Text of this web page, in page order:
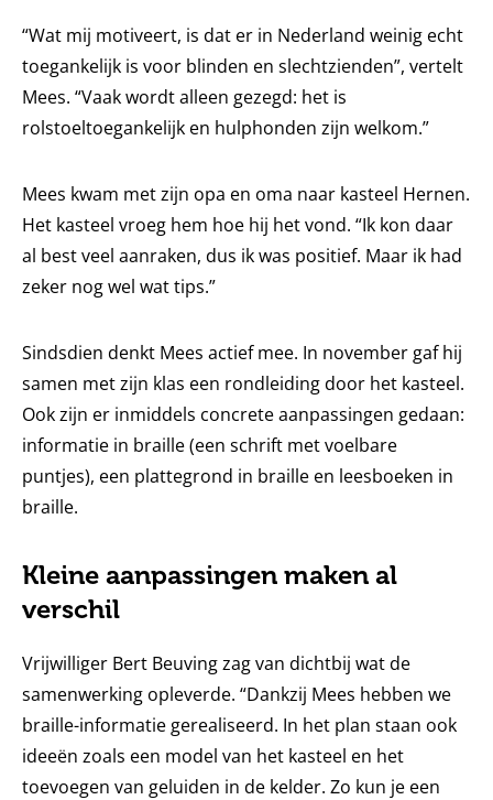
“Wat mij motiveert, is dat er in Nederland weinig echt
toegankelijk is voor blinden en slechtzienden”, vertelt
Mees. “Vaak wordt alleen gezegd: het is
rolstoeltoegankelijk en hulphonden zijn welkom.”
Mees kwam met zijn opa en oma naar kasteel Hernen.
Het kasteel vroeg hem hoe hij het vond. “Ik kon daar
al best veel aanraken, dus ik was positief. Maar ik had
zeker nog wel wat tips.”
Sindsdien denkt Mees actief mee. In november gaf hij
samen met zijn klas een rondleiding door het kasteel.
Ook zijn er inmiddels concrete aanpassingen gedaan:
informatie in braille (een schrift met voelbare
puntjes), een plattegrond in braille en leesboeken in
braille.
Kleine aanpassingen maken al
verschil
Vrijwilliger Bert Beuving zag van dichtbij wat de
samenwerking opleverde. “Dankzij Mees hebben we
braille-informatie gerealiseerd. In het plan staan ook
ideeën zoals een model van het kasteel en het
toevoegen van geluiden in de kelder. Zo kun je een